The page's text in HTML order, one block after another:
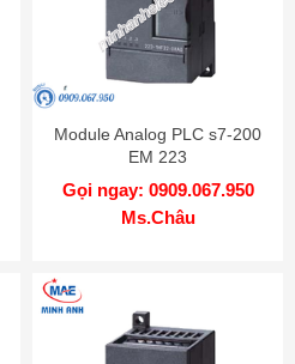
Module Analog PLC s7-200
EM 223
16DI/16DO(CN)-6ES7223-
1PL22-0XA8
Gọi ngay: 0909.067.950
Ms.Châu